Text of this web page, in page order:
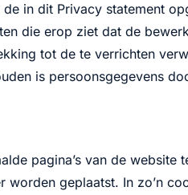
in dit Privacy statement
die erop ziet dat de
tot de te verrichten
is persoonsgegevens
pagina’s van de
geplaatst. In zo’n